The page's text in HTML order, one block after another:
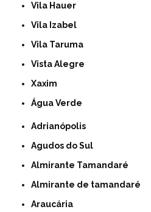
Vila Hauer
Vila Izabel
Vila Taruma
Vista Alegre
Xaxim
Água Verde
Adrianópolis
Agudos do Sul
Almirante Tamandaré
Almirante de tamandaré
Araucária